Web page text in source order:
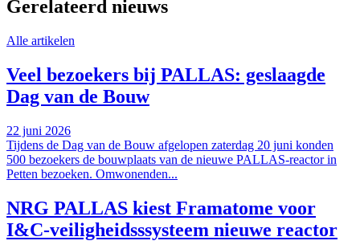
Gerelateerd nieuws
Alle artikelen
Veel bezoekers bij PALLAS: geslaagde
Dag van de Bouw
22 juni 2026
Tijdens de Dag van de Bouw afgelopen zaterdag 20 juni konden
500 bezoekers de bouwplaats van de nieuwe PALLAS-reactor in
Petten bezoeken. Omwonenden...
NRG PALLAS kiest Framatome voor
I&C-veiligheidsssysteem nieuwe reactor